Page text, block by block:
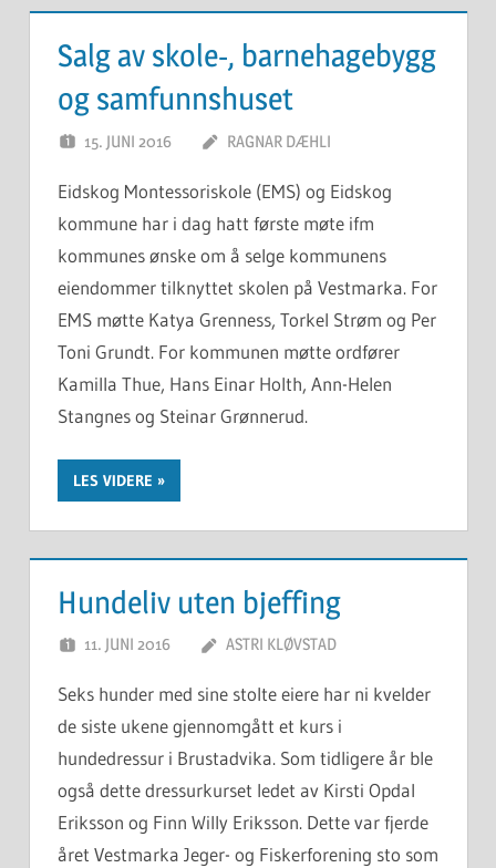
Salg av skole-, barnehagebygg
og samfunnshuset
15. JUNI 2016 RAGNAR DÆHLI
Eidskog Montessoriskole (EMS) og Eidskog
kommune har i dag hatt første møte ifm
kommunes ønske om å selge kommunens
eiendommer tilknyttet skolen på Vestmarka. For
EMS møtte Katya Grenness, Torkel Strøm og Per
Toni Grundt. For kommunen møtte ordfører
Kamilla Thue, Hans Einar Holth, Ann-Helen
Stangnes og Steinar Grønnerud.
LES VIDERE
Hundeliv uten bjeffing
11. JUNI 2016 ASTRI KLØVSTAD
Seks hunder med sine stolte eiere har ni kvelder
de siste ukene gjennomgått et kurs i
hundedressur i Brustadvika. Som tidligere år ble
også dette dressurkurset ledet av Kirsti Opdal
Eriksson og Finn Willy Eriksson. Dette var fjerde
året Vestmarka Jeger- og Fiskerforening sto som